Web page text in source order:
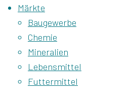
Märkte
Baugewerbe
Chemie
Mineralien
Lebensmittel
Futtermittel